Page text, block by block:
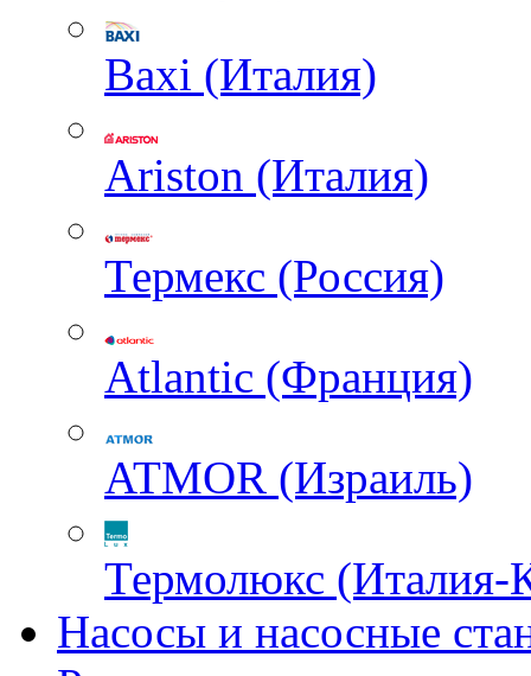
Baxi (Италия)
Ariston (Италия)
Термекс (Россия)
Atlantic (Франция)
ATMOR (Израиль)
Термолюкс (Италия-
Насосы и насосные